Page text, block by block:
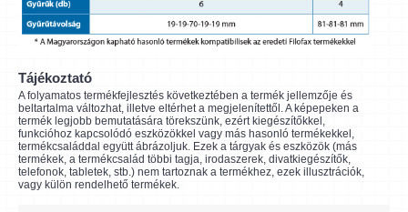
Tájékoztató
A folyamatos termékfejlesztés következtében a termék jellemzője és
beltartalma változhat, illetve eltérhet a megjelenítettől. A képepeken a
termék legjobb bemutatására törekszünk, ezért kiegészítőkkel,
funkcióhoz kapcsolódó eszközökkel vagy más hasonló termékekkel,
termékcsaláddal együtt ábrázoljuk. Ezek a tárgyak és eszközök (más
termékek, a termékcsalád többi tagja, irodaszerek, divatkiegészítők,
telefonok, tabletek, stb.) nem tartoznak a termékhez, ezek illusztrációk,
vagy külön rendelhető termékek.